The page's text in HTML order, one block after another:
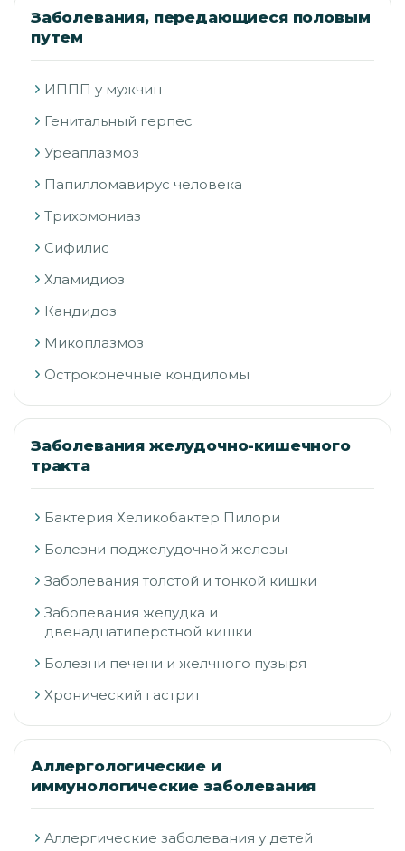
Заболевания, передающиеся половым
путем
ИППП у мужчин
Генитальный герпес
Уреаплазмоз
Папилломавирус человека
Трихомониаз
Сифилис
Хламидиоз
Кандидоз
Микоплазмоз
Остроконечные кондиломы
Заболевания желудочно-кишечного
тракта
Бактерия Хеликобактер Пилори
Болезни поджелудочной железы
Заболевания толстой и тонкой кишки
Заболевания желудка и
двенадцатиперстной кишки
Болезни печени и желчного пузыря
Хронический гастрит
Аллергологические и
иммунологические заболевания
Аллергические заболевания у детей